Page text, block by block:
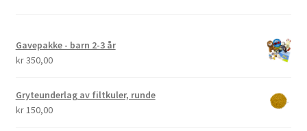
Gavepakke - barn 2-3 år
kr350,00
Gryteunderlag av filtkuler, runde
kr150,00